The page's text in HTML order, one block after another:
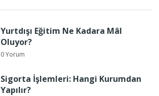
Yurtdışı Eğitim Ne Kadara Mâl
Oluyor?
0 Yorum
Sigorta İşlemleri: Hangi Kurumdan
Yapılır?